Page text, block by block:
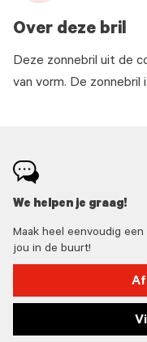
Over deze bril
Deze zonnebril uit de
van vorm. De zonnebril
We helpen je graag!
Maak heel eenvoudig
jou in de buurt!